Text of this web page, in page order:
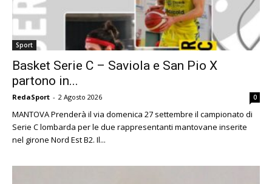
Sport
Basket Serie C – Saviola e San Pio X
partono in...
RedaSport - 2 Agosto 2026 0
MANTOVA Prenderà il via domenica 27 settembre il campionato di
Serie C lombarda per le due rappresentanti mantovane inserite
nel girone Nord Est B2. Il...